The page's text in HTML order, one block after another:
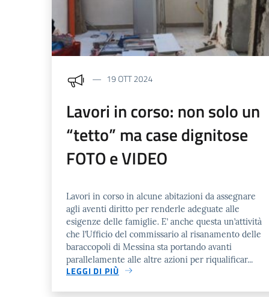
19 OTT 2024
Lavori in corso: non solo un
“tetto” ma case dignitose
FOTO e VIDEO
Lavori in corso in alcune abitazioni da assegnare
agli aventi diritto per renderle adeguate alle
esigenze delle famiglie. E’ anche questa un’attività
che l’Ufficio del commissario al risanamento delle
baraccopoli di Messina sta portando avanti
parallelamente alle altre azioni per riqualificar...
LEGGI DI PIÙ